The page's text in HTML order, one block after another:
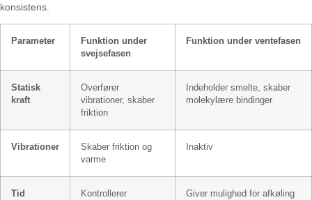
konsistens.
Parameter
Funktion under
svejsefasen
Funktion under ventefasen
Statisk
kraft
Overfører
vibrationer, skaber
friktion
Indeholder smelte, skaber
molekylære bindinger
Vibrationer
Skaber friktion og
varme
Inaktiv
Tid
Kontrollerer
Giver mulighed for afkøling